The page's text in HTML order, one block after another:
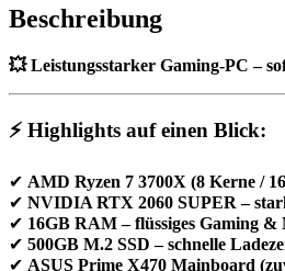
Beschreibung
💥 Leistungsstarker Gaming-PC –
⚡ Highlights auf einen Blick:
✔ AMD Ryzen 7 3700X (8 Kerne /
✔ NVIDIA RTX 2060 SUPER –
✔ 16GB RAM – flüssiges Gaming
✔ 500GB M.2 SSD – schnelle
✔ ASUS Prime X470 Mainboard